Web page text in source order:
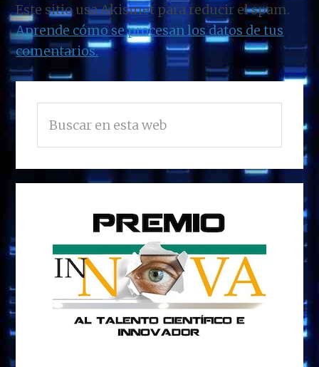
Este sitio usa Akismet para reducir el spam.
Aprende cómo se procesan los datos de tus
comentarios.
LATERAL
PRINCIPAL
en
esta
web